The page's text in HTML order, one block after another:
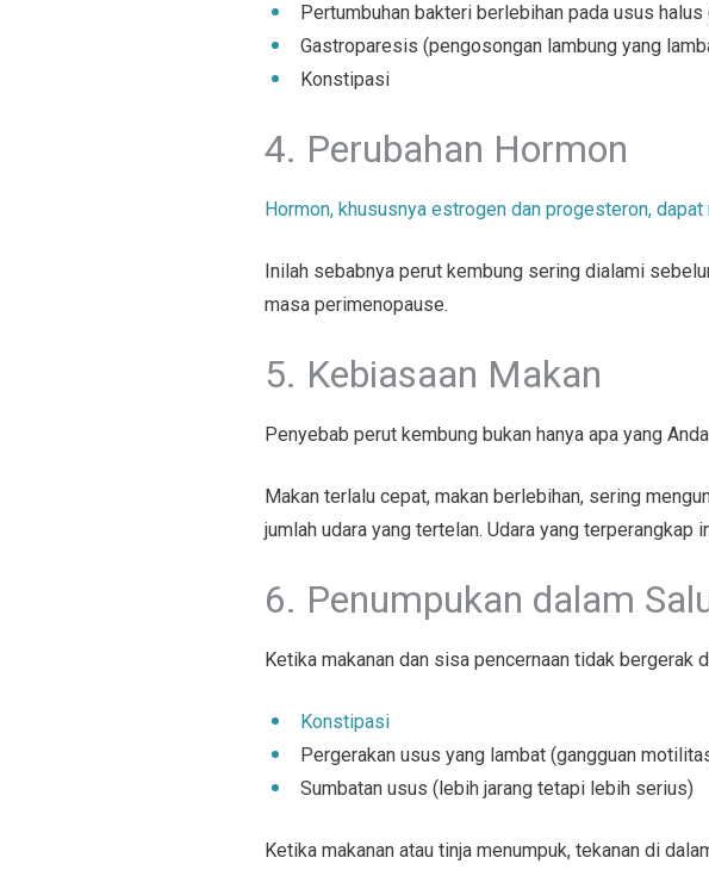
Pertumbuhan bakteri berlebihan pada usus halus
Gastroparesis (pengosongan lambung yang
Konstipasi
4. Perubahan Hormon
Hormon, khususnya estrogen dan progesteron,
Inilah sebabnya perut kembung sering dialami
masa perimenopause.
5. Kebiasaan Makan
Penyebab perut kembung bukan hanya apa yang
Makan terlalu cepat, makan berlebihan, sering
jumlah udara yang tertelan. Udara yang
6. Penumpukan dalam
Ketika makanan dan sisa pencernaan tidak bergerak
Konstipasi
Pergerakan usus yang lambat (gangguan
Sumbatan usus (lebih jarang tetapi lebih serius)
Ketika makanan atau tinja menumpuk, tekanan di